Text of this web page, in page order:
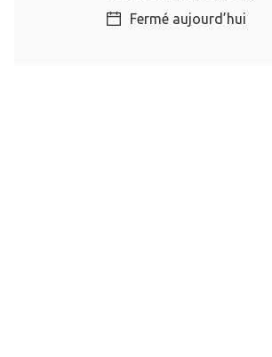
Fermé aujourd’hui